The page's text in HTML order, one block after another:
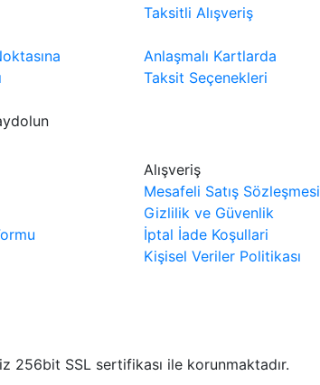
Taksitli Alışveriş
Anlaşmalı Kartlarda
Taksit Seçenekleri
Alışveriş
Mesafeli Satış Sözleşmesi
Gizlilik ve Güvenlik
İptal İade Koşullari
Kişisel Veriler Politikası
256bit SSL sertifikası ile korunmaktadır.